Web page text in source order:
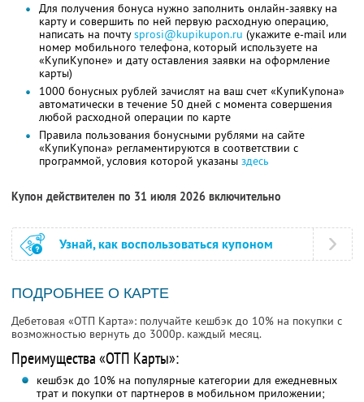
Для получения бонуса нужно заполнить онлайн-заявку на
карту и совершить по ней первую расходную операцию,
написать на почтуsprosi@kupikupon.ru (укажите e-mail или
номер мобильного телефона, который используете на
«КупиКупоне» и дату оставления заявки на оформление
карты)
1000 бонусных рублей зачислят на ваш счет «КупиКупона»
автоматически в течение 50 дней с момента совершения
любой расходной операции по карте
Правила пользования бонусными рублями на сайте
«КупиКупона» регламентируются в соответствии с
программой, условия которой указаны здесь
Купон действителен по 31 июля 2026 включительно
Узнай, как воспользоваться купоном
ПОДРОБНЕЕ О КАРТЕ
Дебетовая «ОТП Карта»: получайте кешбэк до 10% на покупки с
возможностью вернуть до 3000р. каждый месяц.
Преимущества «ОТП Карты»:
кешбэк до 10% на популярные категории для ежедневных
трат и покупки от партнеров в мобильном приложении;